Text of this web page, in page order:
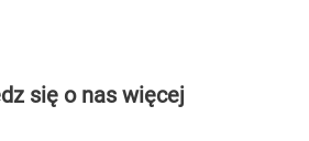
się o nas więcej